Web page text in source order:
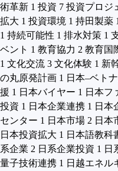
術革新 1 投資 7 投資プロジ
拡大 1 投資環境 1 持田製薬 1
1 持続可能性 1 排水対策 1
ベント 1 教育協力 2 教育国
1 文化交流 3 文化体験 1 新
の丸原発計画 1 日本–ベト
援 1 日本バイヤー 1 日本フ
投資 1 日本企業連携 1 日本
センター 1 日本市場 2 日本
日本投資拡大 1 日本語教科
系企業 2 日系企業投資 1 日
量子技術連携 1 日越エネル